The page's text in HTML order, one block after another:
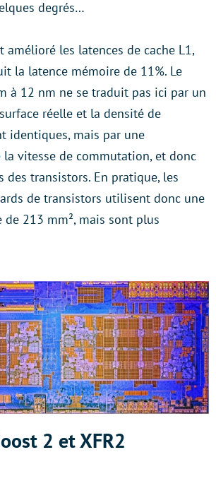
degrés…
amélioré les latences de cache L1,
la latence mémoire de 11%. Le
à 12 nm ne se traduit pas ici par un
réelle et la densité de
identiques, mais par une
vitesse de commutation, et donc
des transistors. En pratique, les
de transistors utilisent donc une
213 mm², mais sont plus
2 et XFR2